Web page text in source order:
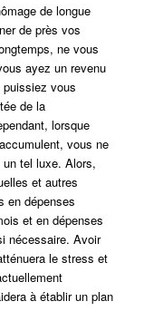
de longue
de près vos
ne vous
ayez un revenu
vous
de la
lorsque
vous ne
tel luxe. Alors,
et autres
en dépenses
et en dépenses
nécessaire. Avoir
le stress et
à établir un plan